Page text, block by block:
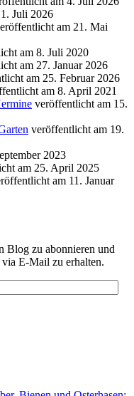
Juli 2026
am 21. Mai
am 8. Juli 2020
am 27. Januar 2026
am 25. Februar 2026
am 8. April 2021
veröffentlicht am 15.
veröffentlicht am 19.
2023
am 25. April 2025
am 11. Januar
Blog zu abonnieren und
E-Mail zu erhalten.